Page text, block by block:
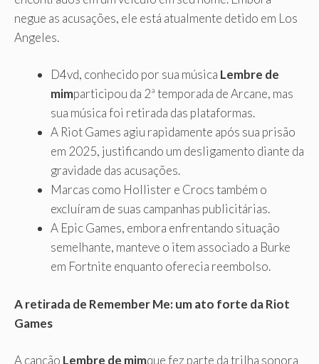
negue as acusações, ele está atualmente detido em Los
Angeles.
D4vd, conhecido por sua música Lembre de
mimparticipou da 2ª temporada de Arcane, mas
sua música foi retirada das plataformas.
A Riot Games agiu rapidamente após sua prisão
em 2025, justificando um desligamento diante da
gravidade das acusações.
Marcas como Hollister e Crocs também o
excluíram de suas campanhas publicitárias.
A Epic Games, embora enfrentando situação
semelhante, manteve o item associado a Burke
em Fortnite enquanto oferecia reembolso.
A retirada de Remember Me: um ato forte da Riot
Games
A canção Lembre de mimque fez parte da trilha sonora